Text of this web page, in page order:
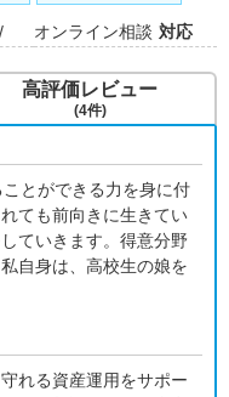
オンライン相談 対応
とができる力を身に付
ても前向きに生きてい
ていきます。得意分野
自身は、高校生の娘を
れる資産運用をサポー
高評価レビュー
(4件)